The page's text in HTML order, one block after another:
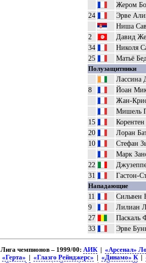
Жером
24 Эрве
Ниша
2 Давид
34
Николя
25
Матьё
Полузащитники
Лассина
8
Йоан
Жан-
Мишель
15
20
Лоран
10 Стефан
Марк
22
31
Гастон-
Нападающие
11 Сильвен
9 Лилиан
27
Паскаль
33
Эрве
Лига чемпионов – 1999/00: АИК| «Арсенал»
«Герта» | «Глазго Рейнджерс» | «Динамо» К|